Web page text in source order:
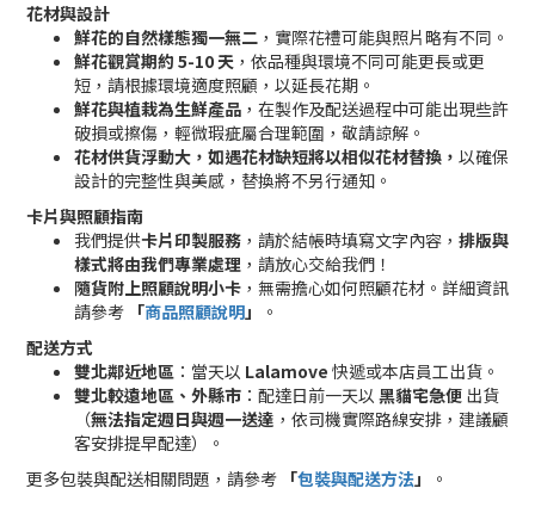
花材與設計
鮮花的自然樣態獨一無二 ，實際花禮可能與照片略有不同。
鮮花觀賞期約 5-10 天 ，依品種與環境不同可能更長或更
短，請根據環境適度照顧，以延長花期。
鮮花與植栽為生鮮產品 ，在製作及配送過程中可能出現些許
破損或擦傷，輕微瑕疵屬合理範圍，敬請諒解。
花材供貨浮動大，如遇花材缺短將以相似花材替換， 以確保
設計的完整性與美感，替換將不另行通知。
卡片與照顧指南
我們提供卡片印製服務 ，請於結帳時填寫文字內容， 排版與
樣式將由我們專業處理 ，請放心交給我們！
隨貨附上照顧說明小卡 ，無需擔心如何照顧花材。詳細資訊
請參考 「商品照顧說明」
。
配送方式
雙北鄰近地區 ：當天以 Lalamove 快遞或本店員工出貨。
雙北較遠地區、外縣市 ：配達日前一天以 黑貓宅急便 出貨
（無法指定週日與週一送達 ，依司機實際路線安排，建議顧
客安排提早配達）。
更多包裝與配送相關問題，請參考 「包裝與配送方法」
。